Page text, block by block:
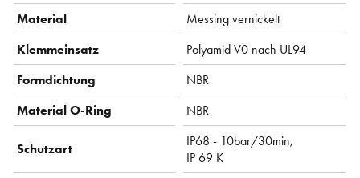
Material
Messing vernickelt
Klemmeinsatz
Polyamid V0 nach UL94
Formdichtung
NBR
Material O-Ring
NBR
Schutzart
IP68 - 10bar/30min,
IP 69 K